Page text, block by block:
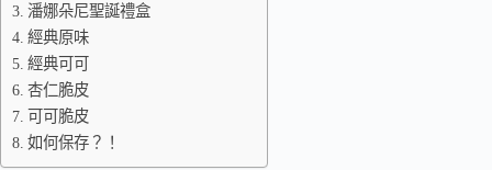
潘娜朵尼聖誕禮盒
經典原味
經典可可
杏仁脆皮
可可脆皮
如何保存？！